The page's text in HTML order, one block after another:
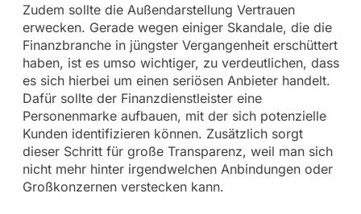
Zudem sollte die Außendarstellung Vertrauen
erwecken. Gerade wegen einiger Skandale, die die
Finanzbranche in jüngster Vergangenheit erschüttert
haben, ist es umso wichtiger, zu verdeutlichen, dass
es sich hierbei um einen seriösen Anbieter handelt.
Dafür sollte der Finanzdienstleister eine
Personenmarke aufbauen, mit der sich potenzielle
Kunden identifizieren können. Zusätzlich sorgt
dieser Schritt für große Transparenz, weil man sich
nicht mehr hinter irgendwelchen Anbindungen oder
Großkonzernen verstecken kann.